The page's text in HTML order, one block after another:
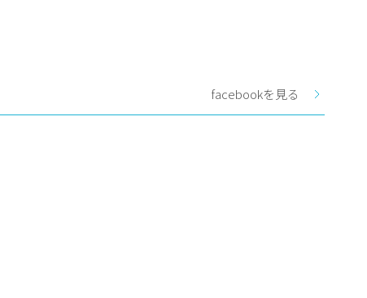
facebookを見る